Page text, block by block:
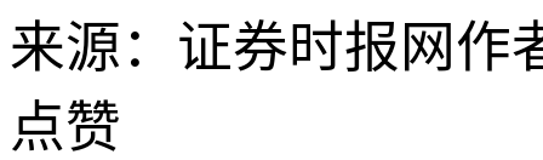
来源：证券时报网作
点赞